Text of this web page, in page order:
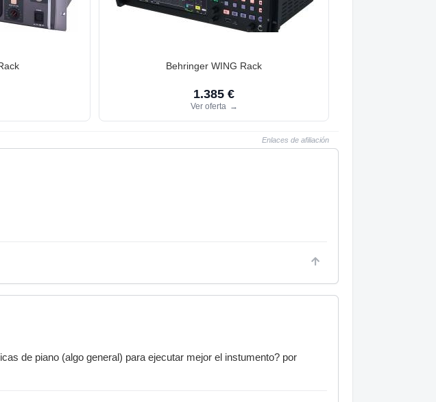
Behringer WING Rack
1.385 €
Ver oferta →
Enlaces de afiliación
de piano (algo general) para ejecutar mejor el instumento? por